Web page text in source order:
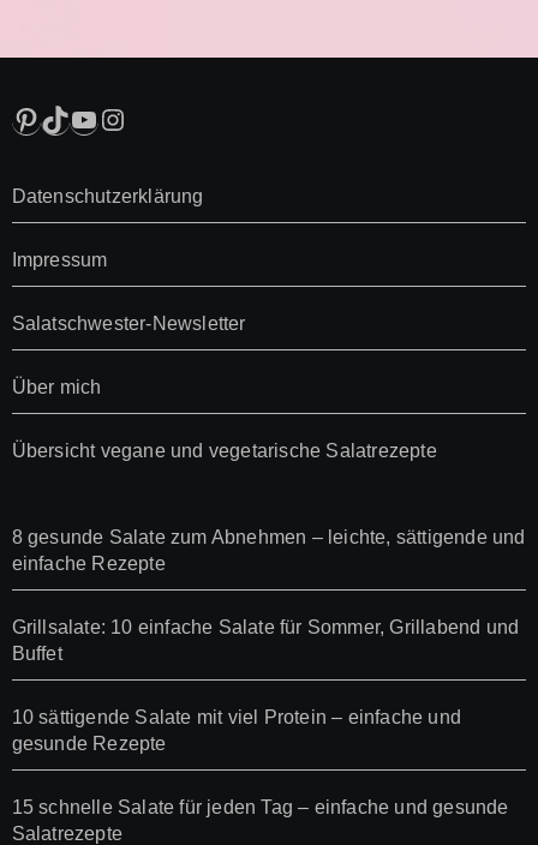
Pinterest
TikTok
YouTube
Instagram
Datenschutzerklärung
Impressum
Salatschwester-Newsletter
Über mich
Übersicht vegane und vegetarische Salatrezepte
8 gesunde Salate zum Abnehmen – leichte, sättigende und
einfache Rezepte
Grillsalate: 10 einfache Salate für Sommer, Grillabend und
Buffet
10 sättigende Salate mit viel Protein – einfache und
gesunde Rezepte
15 schnelle Salate für jeden Tag – einfache und gesunde
Salatrezepte